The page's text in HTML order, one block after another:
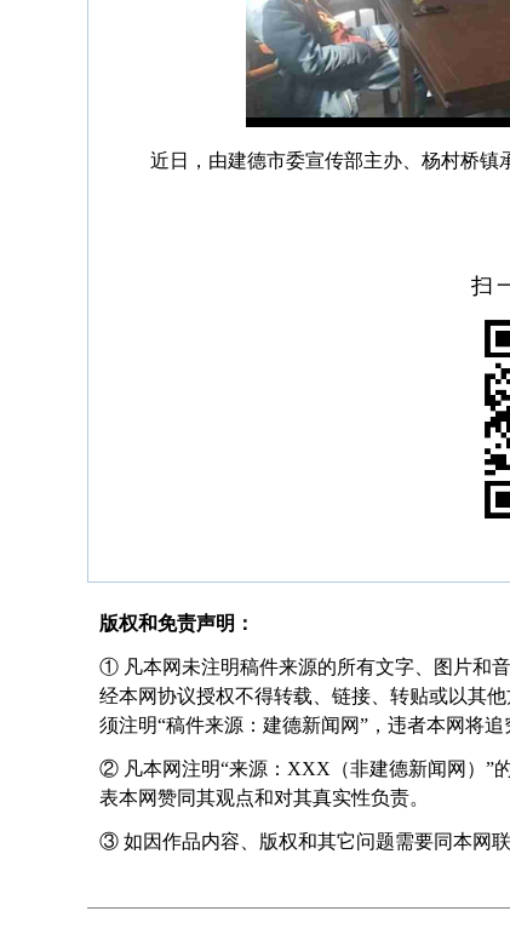
近日，由建德市委宣传部主办、杨村桥镇
扫
版权和免责声明：
① 凡本网未注明稿件来源的所有文字、图片和
经本网协议授权不得转载、链接、转贴或以其
须注明“稿件来源：建德新闻网”，违者本网将追
② 凡本网注明“来源：XXX（非建德新闻网）”
表本网赞同其观点和对其真实性负责。
③ 如因作品内容、版权和其它问题需要同本网联